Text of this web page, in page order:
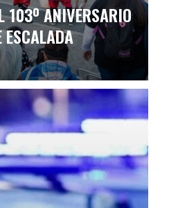
103º ANIVERSARIO
ESCALADA